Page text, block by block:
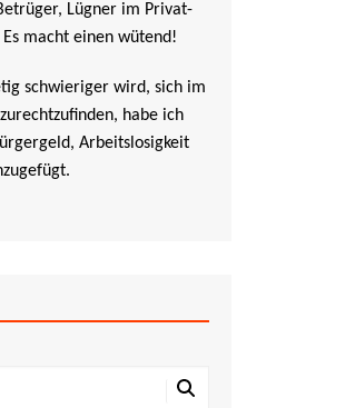
Lügner im Privat-
macht einen wütend!
schwieriger wird, sich im
habe ich
Arbeitslosigkeit